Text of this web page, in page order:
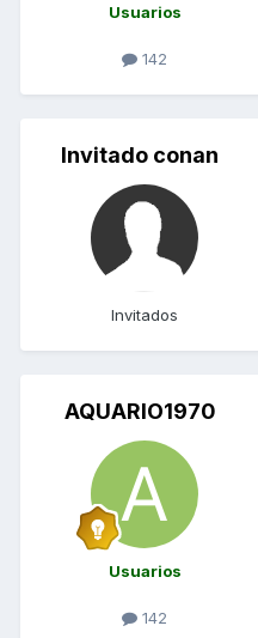
Usuarios
142
Invitado conan
Invitados
AQUARIO1970
Usuarios
142